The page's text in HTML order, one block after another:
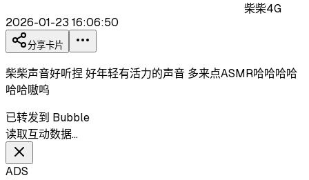
柴柴4G
2026-01-23 16:06:50
分享卡片
柴柴声音好听捏 好年轻有活力的声音 多来点ASMR哈哈哈哈
哈哈嗷呜
已转发到 Bubble
读取互动数据…
ADS